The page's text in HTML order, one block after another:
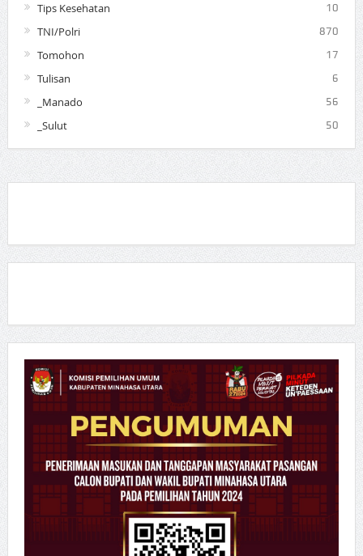
Tips Kesehatan 10
TNI/Polri 870
Tomohon 17
Tulisan 6
_Manado 56
_Sulut 50